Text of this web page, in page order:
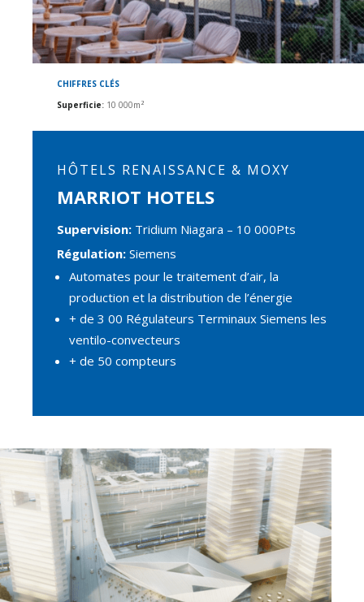
CHIFFRES CLÉS
Superficie: 10 000m²
HÔTELS RENAISSANCE & MOXY
MARRIOT HOTELS
Supervision: Tridium Niagara – 10 000Pts
Régulation: Siemens
Automates pour le traitement d’air, la
production et la distribution de l’énergie
+ de 3 00 Régulateurs Terminaux Siemens les
ventilo-convecteurs
+ de 50 compteurs